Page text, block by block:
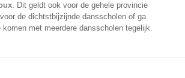
. Dit geldt ook voor de gehele provincie
de dichtstbijzijnde dansscholen of ga
met meerdere dansscholen tegelijk.